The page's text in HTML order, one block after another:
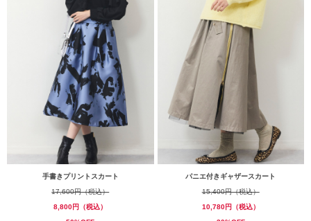
手書きプリントスカート
17,600円（税込）
8,800円（税込）
パニエ付きギャザースカート
15,400円（税込）
10,780円（税込）